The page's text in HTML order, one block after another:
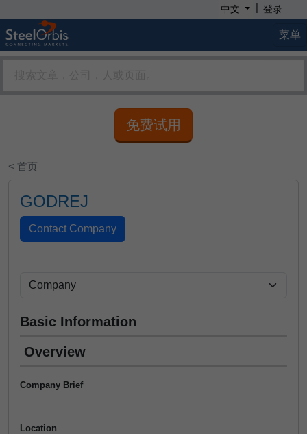
中文 | 登录
菜单
免费试用
< 首页
GODREJ
Basic Information
Overview
Company Brief
Location